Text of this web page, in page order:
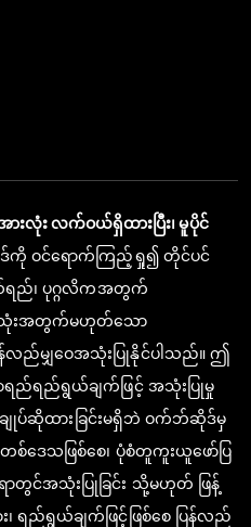
ားလုံး လက်ဝယ်ရှိထားပြီး၊ မူပိုင်
ကို ဝင်ရောက်ကြည့်ရှု၍ တိုင်ပင်
ရည်၊ ပုဂ္ဂလိကအတွက်
န်းသုံးအတွက်မဟုတ်သော
လည်မျှဝေအသုံးပြုနိုင်ပါသည်။ ဤ
ရည်ရည်ရွယ်ချက်ဖြင့် အသုံးပြုမှု
ပ်ချုပ်ဆိုထားခြင်းမရှိဘဲ ဝက်ဘ်ဆိုဒ်မှ
စ်ဒေသဖြစ်စေ၊ ပုံစံတူကူးယူဖော်ပြ
တွင်အသုံးပြုခြင်း သို့မဟုတ် ဖြန့်
ည်ရွယ်ချက်ဖြင့်ဖြစ်စေ ပြန်လည်